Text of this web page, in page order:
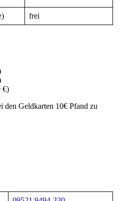
frei
€)
den Geldkarten 10€ Pfand zu